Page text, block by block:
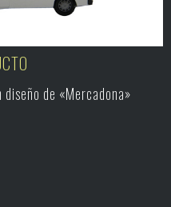
de «Mercadona»